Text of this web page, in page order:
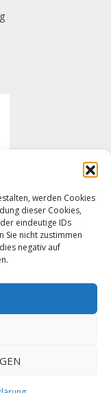
werden Cookies
dieser Cookies,
eindeutige IDs
Sie nicht zustimmen
negativ auf